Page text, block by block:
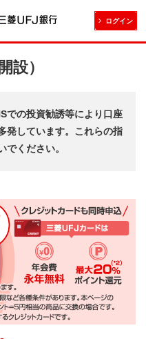
ログイン
設）
での投資勧誘等により口座
発しています。これらの指
でください。